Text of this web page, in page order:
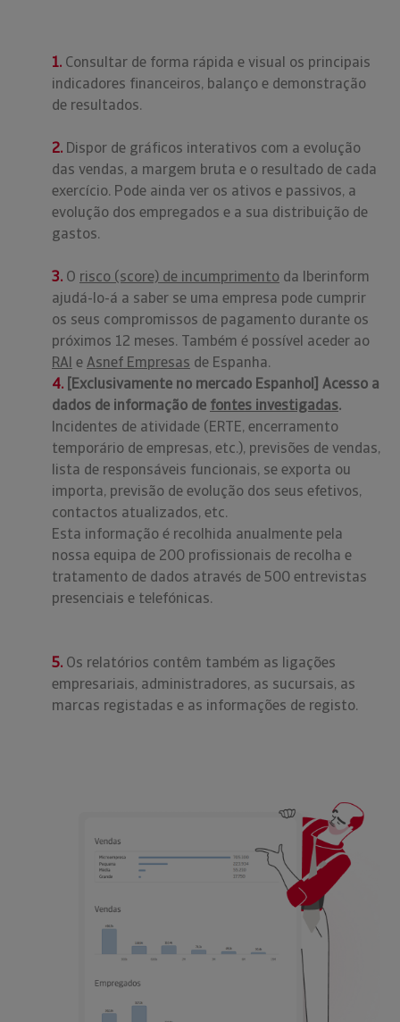
1. Consultar de forma rápida e visual os principais
indicadores financeiros, balanço e demonstração
de resultados.
2. Dispor de gráficos interativos com a evolução
das vendas, a margem bruta e o resultado de cada
exercício. Pode ainda ver os ativos e passivos, a
evolução dos empregados e a sua distribuição de
gastos.
3. O risco (score) de incumprimento da Iberinform
ajudá-lo-á a saber se uma empresa pode cumprir
os seus compromissos de pagamento durante os
próximos 12 meses. Também é possível aceder ao
RAI eAsnef Empresas de Espanha.
4. [Exclusivamente no mercado Espanhol] Acesso a
dados de informação de fontes investigadas.
Incidentes de atividade (ERTE, encerramento
temporário de empresas, etc.), previsões de vendas,
lista de responsáveis funcionais, se exporta ou
importa, previsão de evolução dos seus efetivos,
contactos atualizados, etc.
Esta informação é recolhida anualmente pela
nossa equipa de 200 profissionais de recolha e
tratamento de dados através de 500 entrevistas
presenciais e telefónicas.
5. Os relatórios contêm também as ligações
empresariais, administradores, as sucursais, as
marcas registadas e as informações de registo.